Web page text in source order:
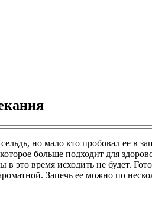
но мало кто пробовал ее в
больше подходит для
это время исходить не будет.
Запечь ее можно по